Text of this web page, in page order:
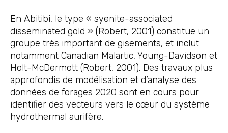
En Abitibi, le type « syenite-associated
disseminated gold » (Robert, 2001) constitue un
groupe très important de gisements, et inclut
notamment Canadian Malartic, Young-Davidson et
Holt-McDermott (Robert, 2001). Des travaux plus
approfondis de modélisation et d’analyse des
données de forages 2020 sont en cours pour
identifier des vecteurs vers le cœur du système
hydrothermal aurifère.